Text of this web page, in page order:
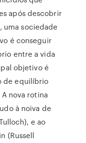
após descobrir
uma sociedade
é conseguir
entre a vida
objetivo é
de equilíbrio
nova rotina
à noiva de
e ao
(Russell